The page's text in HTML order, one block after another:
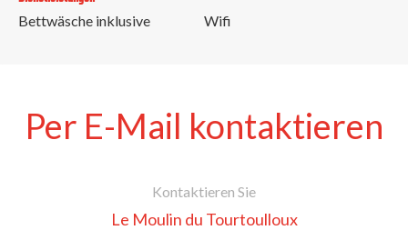
Bettwäsche inklusive
Wifi
Per E-Mail kontaktieren
Kontaktieren Sie
Le Moulin du Tourtoulloux